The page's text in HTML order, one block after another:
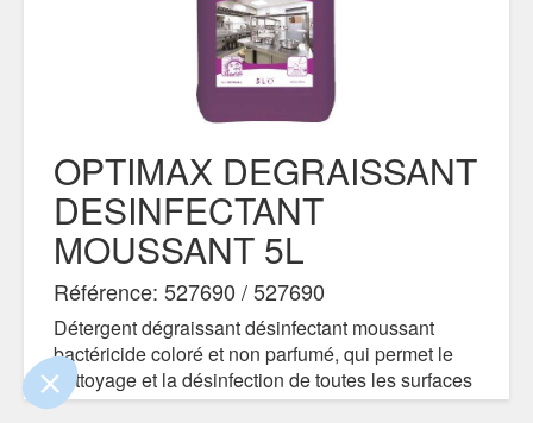
le contenu de ce site vous intéresse
on aimerait bien vous accompagner
certifiés par
Je choisis OK pour moi
OPTIMAX DEGRAISSANT
DESINFECTANT
MOUSSANT 5L
Référence: 527690 / 527690
Détergent dégraissant désinfectant moussant
bactéricide coloré et non parfumé, qui permet le
nettoyage et la désinfection de toutes les surfaces
en milieu alimentaire en une seule et même